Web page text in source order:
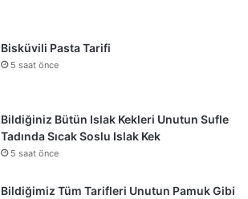
Bisküvili Pasta Tarifi
5 saat önce
Bildiğiniz Bütün Islak Kekleri Unutun Sufle
Tadında Sıcak Soslu Islak Kek
5 saat önce
Bildiğimiz Tüm Tarifleri Unutun Pamuk Gibi